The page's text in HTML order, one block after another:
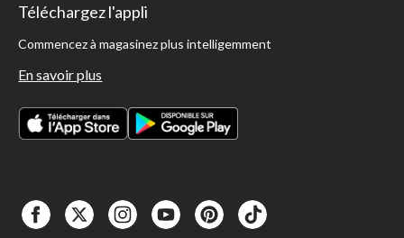
Téléchargez l'appli
Commencez à magasinez plus intelligemment
En savoir plus